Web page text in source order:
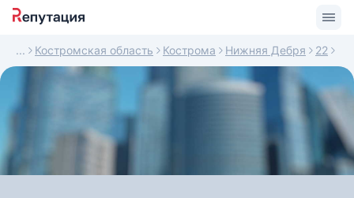
Костромская область Кострома Нижняя Дебря 22